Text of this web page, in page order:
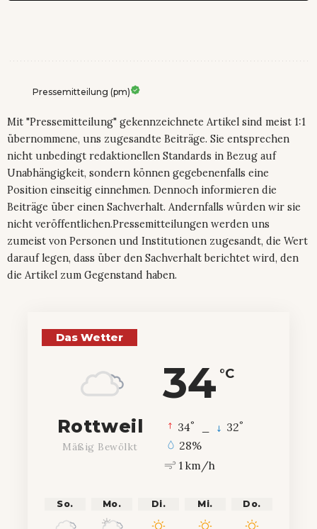
Pressemitteilung (pm)
Mit "Pressemitteilung" gekennzeichnete Artikel sind meist 1:1
übernommene, uns zugesandte Beiträge. Sie entsprechen
nicht unbedingt redaktionellen Standards in Bezug auf
Unabhängigkeit, sondern können gegebenenfalls eine
Position einseitig einnehmen. Dennoch informieren die
Beiträge über einen Sachverhalt. Andernfalls würden wir sie
nicht veröffentlichen.Pressemitteilungen werden uns
zumeist von Personen und Institutionen zugesandt, die Wert
darauf legen, dass über den Sachverhalt berichtet wird, den
die Artikel zum Gegenstand haben.
Das Wetter
34 °C
Rottweil
Mäßig Bewölkt
34° 32°
28%
1 km/h
So. Mo. Di. Mi. Do.